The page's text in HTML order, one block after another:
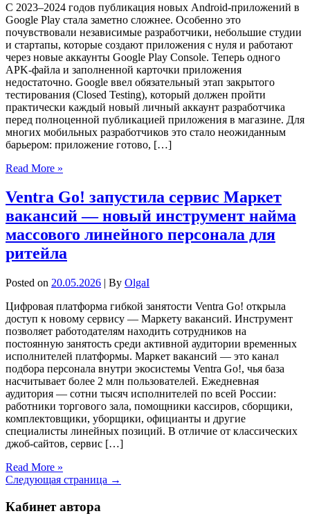
С 2023–2024 годов публикация новых Android-приложений в
Google Play стала заметно сложнее. Особенно это
почувствовали независимые разработчики, небольшие студии
и стартапы, которые создают приложения с нуля и работают
через новые аккаунты Google Play Console. Теперь одного
APK-файла и заполненной карточки приложения
недостаточно. Google ввел обязательный этап закрытого
тестирования (Closed Testing), который должен пройти
практически каждый новый личный аккаунт разработчика
перед полноценной публикацией приложения в магазине. Для
многих мобильных разработчиков это стало неожиданным
барьером: приложение готово, […]
Read More »
Ventra Go! запустила сервис Маркет
вакансий — новый инструмент найма
массового линейного персонала для
ритейла
Posted on 20.05.2026 | By OlgaI
Цифровая платформа гибкой занятости Ventra Go! открыла
доступ к новому сервису — Маркету вакансий. Инструмент
позволяет работодателям находить сотрудников на
постоянную занятость среди активной аудитории временных
исполнителей платформы. Маркет вакансий — это канал
подбора персонала внутри экосистемы Ventra Go!, чья база
насчитывает более 2 млн пользователей. Ежедневная
аудитория — сотни тысяч исполнителей по всей России:
работники торгового зала, помощники кассиров, сборщики,
комплектовщики, уборщики, официанты и другие
специалисты линейных позиций. В отличие от классических
джоб-сайтов, сервис […]
Read More »
Следующая страница →
Кабинет автора